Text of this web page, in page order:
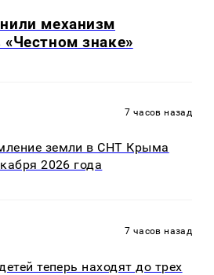
механизм
знаке»
7 часов назад
земли в СНТ Крыма
2026 года
7 часов назад
теперь находят до трех